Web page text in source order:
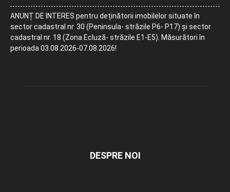
ANUNȚ DE INTERES pentru deținătorii imobilelor situate în
sector cadastral nr. 30 (Peninsula- străzile P6- P17) și sector
cadastral nr. 18 (Zona Ecluză- străzile E1-E5). Măsurători în
perioada 03.08.2026-07.08.2026!
DESPRE NOI